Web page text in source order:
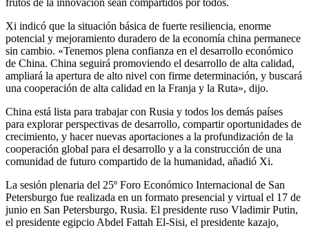
Xi indicó que la situación básica de fuerte resiliencia, enorme
potencial y mejoramiento duradero de la economía china permanece
sin cambio. «Tenemos plena confianza en el desarrollo económico
de China. China seguirá promoviendo el desarrollo de alta calidad,
ampliará la apertura de alto nivel con firme determinación, y buscará
una cooperación de alta calidad en la Franja y la Ruta», dijo.
China está lista para trabajar con Rusia y todos los demás países
para explorar perspectivas de desarrollo, compartir oportunidades de
crecimiento, y hacer nuevas aportaciones a la profundización de la
cooperación global para el desarrollo y a la construcción de una
comunidad de futuro compartido de la humanidad, añadió Xi.
La sesión plenaria del 25º Foro Económico Internacional de San
Petersburgo fue realizada en un formato presencial y virtual el 17 de
junio en San Petersburgo, Rusia. El presidente ruso Vladimir Putin,
el presidente egipcio Abdel Fattah El-Sisi, el presidente kazajo,